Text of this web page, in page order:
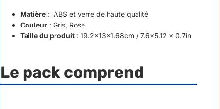
Matière : ABS et verre de haute qualité
Couleur : Gris, Rose
Taille du produit : 19.2x13x1.68cm / 7.6x5.12 x 0.7in
Le pack comprend